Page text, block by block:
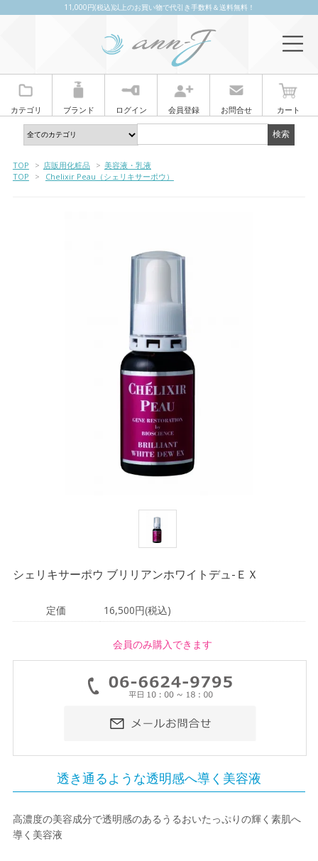
11,000円(税込)以上のお買い物で代引き手数料＆送料無料！
カテゴリ ブランド ログイン 会員登録 お問合せ カート
TOP > 店販用化粧品 > 美容液・乳液
TOP
> Chelixir Peau（シェリキサーポウ）
シェリキサーポウ ブリリアンホワイトデュ-ＥＸ
定価 16,500円(税込)
会員のみ購入できます
透き通るような透明感へ導く美容液
高濃度の美容成分で透明感のあるうるおいたっぷりの輝く素肌へ
導く美容液